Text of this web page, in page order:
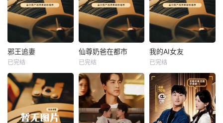
热播
邪王追妻
未知
邪王追妻
已完结
热播
未知
仙尊奶爸在都市
已完结
热播
我的AI女友
未知
我的AI女友
已完结